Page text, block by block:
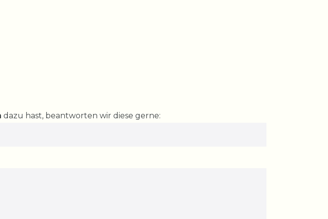
dazu hast, beantworten wir diese gerne: